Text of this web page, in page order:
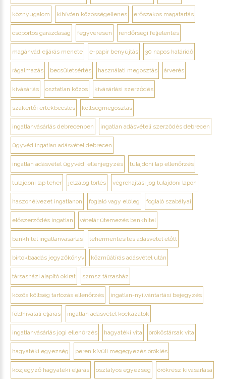
köznyugalom kihívóan közösségellenes erőszakos magatartás
csoportos garázdaság fegyveresen rendőrségi feljelentés
magánvád eljárás menete e-papír benyújtás 30 napos határidő
rágalmazás becsületsértés használati megosztás árverés
kivásárlás osztatlan közös kivásárlási szerződés
szakértői értékbecslés költségmegosztás
ingatlanvásárlás debrecenben ingatlan adásvételi szerződés debrecen
ügyvéd ingatlan adásvétel debrecen
ingatlan adásvétel ügyvédi ellenjegyzés tulajdoni lap ellenőrzés
tulajdoni lap teher jelzálog törlés végrehajtási jog tulajdoni lapon
haszonélvezet ingatlanon foglaló vagy előleg foglaló szabályai
előszerződés ingatlan vételár ütemezés bankhitel
bankhitel ingatlanvásárlás tehermentesítés adásvétel előtt
birtokbaadás jegyzőkönyv közműátírás adásvétel után
társasházi alapító okirat szmsz társasház
közös költség tartozás ellenőrzés ingatlan-nyilvántartási bejegyzés
földhivatali eljárás ingatlan adásvétel kockázatok
ingatlanvásárlás jogi ellenőrzés hagyatéki vita örököstársak vita
hagyatéki egyezség peren kívüli megegyezés öröklés
közjegyző hagyatéki eljárás osztályos egyezség örökrész kivásárlása